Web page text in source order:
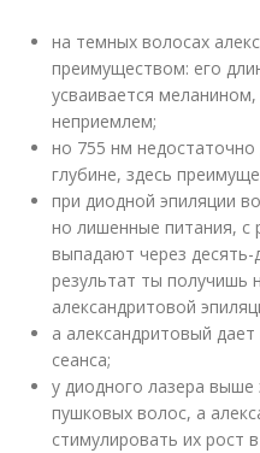
на темных волосах
преимуществом: его
усваивается
неприемлем;
но 755 нм
глубине, здесь
при диодной эпиляции
но лишенные питания, с
выпадают через десять-
результат ты получишь
александритовой
а александритовый
сеанса;
у диодного лазера
пушковых волос, а
стимулировать их рост